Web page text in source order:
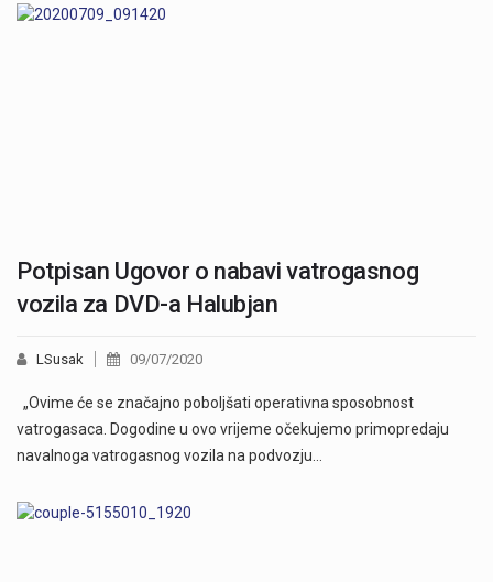
Potpisan Ugovor o nabavi vatrogasnog
vozila za DVD-a Halubjan
LSusak 09/07/2020
„Ovime će se značajno poboljšati operativna sposobnost
vatrogasaca. Dogodine u ovo vrijeme očekujemo primopredaju
navalnoga vatrogasnog vozila na podvozju…